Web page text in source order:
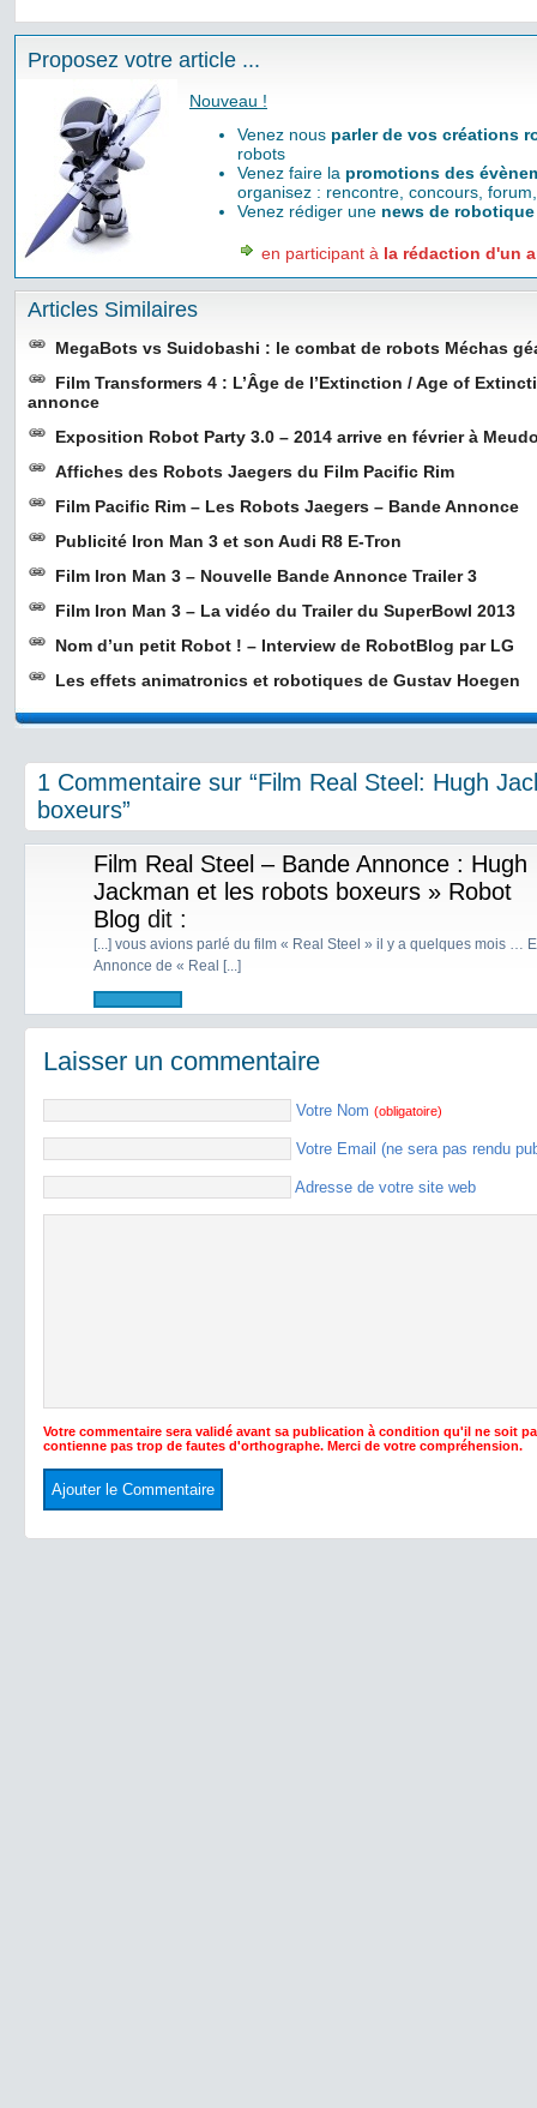
Proposez votre article ...
Nouveau !
Venez nous parler de vos créations
robots
Venez faire la promotions des
organisez : rencontre, concours,
Venez rédiger une news de robotique
en participant à la rédaction d'un
Articles Similaires
MegaBots vs Suidobashi : le combat de robots Méchas
Film Transformers 4 : L’Âge de l’Extinction / Age of
annonce
Exposition Robot Party 3.0 – 2014 arrive en février à
Affiches des Robots Jaegers du Film Pacific Rim
Film Pacific Rim – Les Robots Jaegers – Bande Annonce
Publicité Iron Man 3 et son Audi R8 E-Tron
Film Iron Man 3 – Nouvelle Bande Annonce Trailer 3
Film Iron Man 3 – La vidéo du Trailer du SuperBowl 2013
Nom d’un petit Robot ! – Interview de RobotBlog par LG
Les effets animatronics et robotiques de Gustav Hoegen
1 Commentaire sur “Film Real Steel: Hugh
boxeurs”
Film Real Steel – Bande Annonce : Hugh
Jackman et les robots boxeurs » Robot
Blog dit :
[...] vous avions parlé du film « Real Steel » il y a quelques mois …
Annonce de « Real [...]
Laisser un commentaire
Votre Nom (obligatoire)
Votre Email (ne sera pas rendu
Adresse de votre site web
Votre commentaire sera validé avant sa publication à condition qu'il ne soit
contienne pas trop de fautes d'orthographe. Merci de votre compréhension.